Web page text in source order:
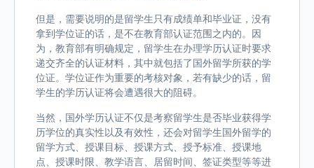
但是，需要说明的是留学生只有成绩单和毕业证，没有
拿到学位证的话，是不在教育部认证范围之内的。因
为，教育部有明确规定，留学生在办理学历认证时要求
递交齐全的认证材料，其中就包括了国外留学所获的学
位证。学位证作为重要的考核对象，若有缺少的话，留
学生的学历认证将会遭遇很大的阻碍。
当然，国外学历认证不仅是考察留学生是否毕业获得学
历学位的真实性以及有效性，还会对留学生国外留学的
留学方式、授课目标、授课方式、授予标准、授课地
点、授课时限、教学语言、居留时间、签证类型等等进